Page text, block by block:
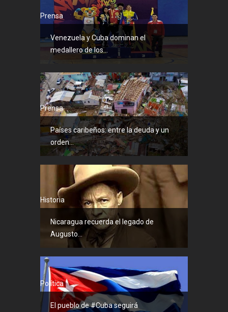
Prensa
Venezuela y Cuba dominan el
medallero de los...
Prensa
Países caribeños: entre la deuda y un
orden...
Historia
Nicaragua recuerda el legado de
Augusto...
Política
El pueblo de #Cuba seguirá